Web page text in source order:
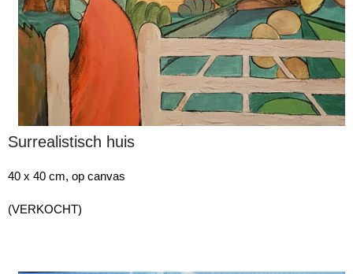
Surrealistisch huis
40 x 40 cm, op canvas
(VERKOCHT)